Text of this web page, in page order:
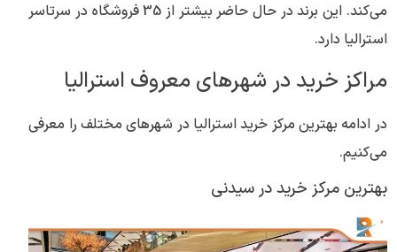
می‌کند. این برند در حال حاضر بیشتر از 35 فروشگاه در سرتاسر
استرالیا دارد.
مراکز خرید در شهرهای معروف استرالیا
در ادامه بهترین مرکز خرید استرالیا در شهرهای مختلف را معرفی
می‌کنیم.
بهترین مرکز خرید در سیدنی